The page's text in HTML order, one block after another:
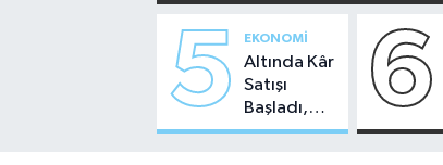
5 EKONOMI
Altında Kâr
Satışı
Başladı,
Malatya'da
6